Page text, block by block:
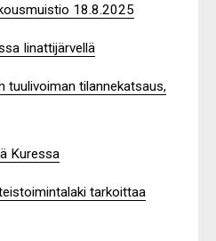
18.8.2025
Iinattijärvellä
tuulivoiman tilannekatsaus,
Kuressa
tarkoittaa